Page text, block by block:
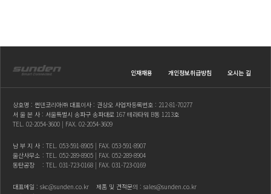
인재채용 개인정보취급방침 오시는 길
상호명 : 썬덴코리아㈜ 대표이사 : 권상오 사업자등록번호 : 212-81-70277
서 울 본 사 : 서울특별시 송파구 송파대로 167 테라타워 B동 1213호
TEL. 02-2054-3600 | FAX. 02-2054-3609
남 부 지 사 : TEL. 053-591-8905 | FAX. 053-591-8907
울산사무소 : TEL. 052-289-8905 | FAX. 052-289-8904
동탄공장
: TEL. 031-723-0168 | FAX. 031-723-0169
대표메일 : skc@sunden.co.kr 제품 및 견적문의 : sales@sunden.co.kr